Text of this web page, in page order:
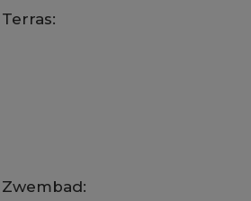
Terras:
Zwembad: